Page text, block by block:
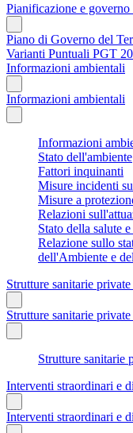
Pianificazione e
Piano di Governo del
Varianti Puntuali PGT
Informazioni ambientali
Informazioni ambientali
Informazioni
Stato dell'ambiente
Fattori inquinanti
Misure incidenti
Misure a
Relazioni
Stato della salute
Relazione sullo
dell'Ambiente e
Strutture sanitarie
Strutture sanitarie
Strutture sanitarie
Interventi straordinari e
Interventi straordinari e